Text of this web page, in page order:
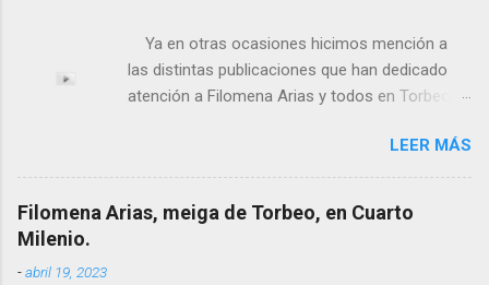
Ya en otras ocasiones hicimos mención a
las distintas publicaciones que han dedicado
atención a Filomena Arias y todos en Torbeo
el pasado siglo tuvo esta “curandeira” por sus
“obras y milagros”, pero también como
excelente difusora del nombre de nuestro
pueblo, no en vano es reconocida por muchos
LEER MÁS
Filomena Arias, meiga de Torbeo, en Cuarto
Milenio.
-abril 19, 2023